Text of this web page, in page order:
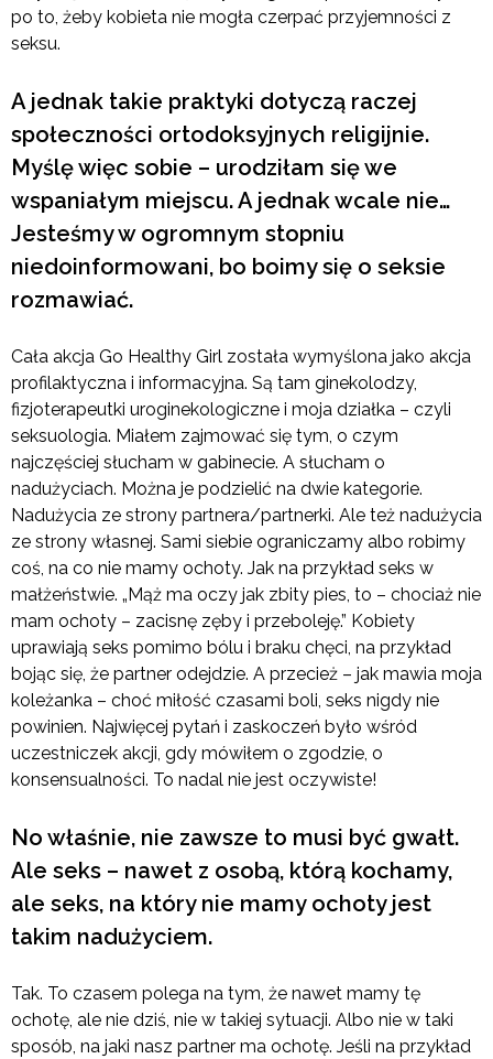
po to, żeby kobieta nie mogła czerpać przyjemności z
seksu.
A jednak takie praktyki dotyczą raczej
społeczności ortodoksyjnych religijnie.
Myślę więc sobie – urodziłam się we
wspaniałym miejscu. A jednak wcale nie…
Jesteśmy w ogromnym stopniu
niedoinformowani, bo boimy się o seksie
rozmawiać.
Cała akcja Go Healthy Girl została wymyślona jako akcja
profilaktyczna i informacyjna. Są tam ginekolodzy,
fizjoterapeutki uroginekologiczne i moja działka – czyli
seksuologia. Miałem zajmować się tym, o czym
najczęściej słucham w gabinecie. A słucham o
nadużyciach. Można je podzielić na dwie kategorie.
Nadużycia ze strony partnera/partnerki. Ale też nadużycia
ze strony własnej. Sami siebie ograniczamy albo robimy
coś, na co nie mamy ochoty. Jak na przykład seks w
małżeństwie. „Mąż ma oczy jak zbity pies, to – chociaż nie
mam ochoty – zacisnę zęby i przeboleję.” Kobiety
uprawiają seks pomimo bólu i braku chęci, na przykład
bojąc się, że partner odejdzie. A przecież – jak mawia moja
koleżanka – choć miłość czasami boli, seks nigdy nie
powinien. Najwięcej pytań i zaskoczeń było wśród
uczestniczek akcji, gdy mówiłem o zgodzie, o
konsensualności. To nadal nie jest oczywiste!
No właśnie, nie zawsze to musi być gwałt.
Ale seks – nawet z osobą, którą kochamy,
ale seks, na który nie mamy ochoty jest
takim nadużyciem.
Tak. To czasem polega na tym, że nawet mamy tę
ochotę, ale nie dziś, nie w takiej sytuacji. Albo nie w taki
sposób, na jaki nasz partner ma ochotę. Jeśli na przykład